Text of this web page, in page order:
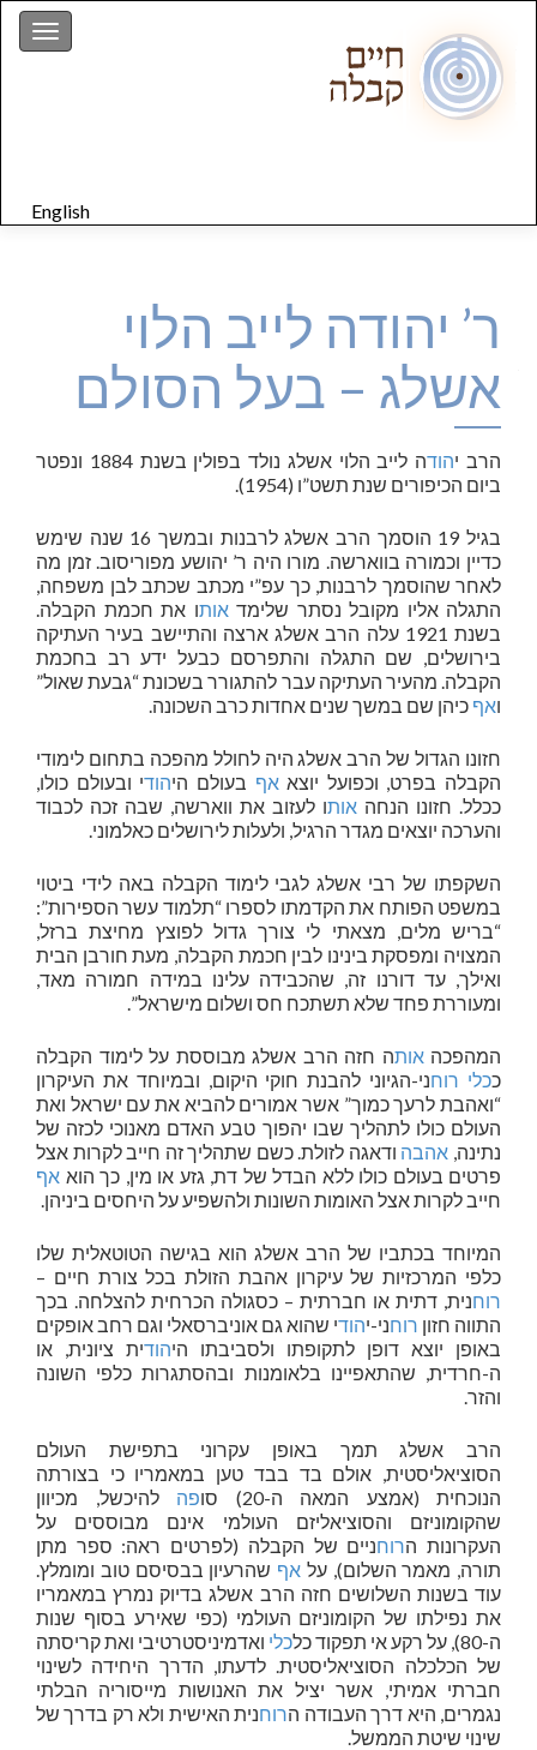
English
ר’ יהודה לייב הלוי
אשלג – בעל הסולם
הרב יהוד
ה לייב הלוי אשלג נולד בפולין בשנת 1884 ונפטר
ביום הכיפורים שנת תשט”ו (1954).
בגיל 19 הוסמך הרב אשלג לרבנות ובמשך 16 שנה שימש
כדיין וכמורה בווארשה. מורו היה ר’ יהושע מפוריסוב. זמן מה
לאחר שהוסמך לרבנות, כך עפ”י מכתב שכתב לבן משפחה,
התגלה אליו מקובל נסתר שלימדאותו את חכמת הקבלה.
בשנת 1921 עלה הרב אשלג ארצה והתיישב בעיר העתיקה
בירושלים, שם התגלה והתפרסם כבעל ידע רב בחכמת
הקבלה. מהעיר העתיקה עבר להתגורר בשכונת “גבעת שאול”
ואף כיהן שם במשך שנים אחדות כרב השכונה.
חזונו הגדול של הרב אשלג היה לחולל מהפכה בתחום לימודי
הקבלה בפרט, וכפועל יוצאאף בעולם היהודי ובעולם כולו,
ככלל. חזונו הנחה אותו לעזוב את ווארשה, שבה זכה לכבוד
והערכה יוצאים מגדר הרגיל, ולעלות לירושלים כאלמוני.
השקפתו של רבי אשלג לגבי לימוד הקבלה באה לידי ביטוי
במשפט הפותח את הקדמתו לספרו “תלמוד עשר הספירות”:
“בריש מלים, מצאתי לי צורך גדול לפוצץ מחיצת ברזל,
המצויה ומפסקת בינינו לבין חכמת הקבלה, מעת חורבן הבית
ואילך, עד דורנו זה, שהכבידה עלינו במידה חמורה מאד,
ומעוררת פחד שלא תשתכח חס ושלום מישראל”.
המהפכהאותה חזה הרב אשלג מבוססת על לימוד הקבלה
ככלי רוחני-הגיוני להבנת חוקי היקום, ובמיוחד את העיקרון
“ואהבת לרעך כמוך” אשר אמורים להביא את עם ישראל ואת
העולם כולו לתהליך שבו יהפוך טבע האדם מאנוכי לכזה של
נתינה, אהבה ודאגה לזולת. כשם שתהליך זה חייב לקרות אצל
פרטים בעולם כולו ללא הבדל של דת, גזע או מין, כך הוא אף
חייב לקרות אצל האומות השונות ולהשפיע על היחסים ביניהן.
המיוחד בכתביו של הרב אשלג הוא בגישה הטוטאלית שלו
כלפי המרכזיות של עיקרון אהבת הזולת בכל צורת חיים –
רוחנית, דתית או חברתית – כסגולה הכרחית להצלחה. בכך
התווה חזון רוחני-יהודי שהוא גם אוניברסאלי וגם רחב אופקים
באופן יוצא דופן לתקופתו ולסביבתו היהודית ציונית, או
ה-חרדית, שהתאפיינו בלאומנות ובהסתגרות כלפי השונה
והזר.
הרב אשלג תמך באופן עקרוני בתפישת העולם
הסוציאליסטית, אולם בד בבד טען במאמריו כי בצורתה
הנוכחית (אמצע המאה ה-20) סו
פה להיכשל, מכיוון
שהקומוניזם והסוציאליזם העולמי אינם מבוססים על
העקרונות הרוחניים של הקבלה (לפרטים ראה: ספר מתן
תורה, מאמר השלום), על אף שהרעיון בבסיסם טוב ומומלץ.
עוד בשנות השלושים חזה הרב אשלג בדיוק נמרץ במאמריו
את נפילתו של הקומוניזם העולמי (כפי שאירע בסוף שנות
ה-80), על רקע אי תפקוד כל
כלי ואדמיניסטרטיבי ואת קריסתה
של הכלכלה הסוציאליסטית. לדעתו, הדרך היחידה לשינוי
חברתי אמיתי, אשר יציל את האנושות מייסוריה הבלתי
נגמרים, היא דרך העבודה הרוחנית האישית ולא רק בדרך של
שינוי שיטת הממשל.